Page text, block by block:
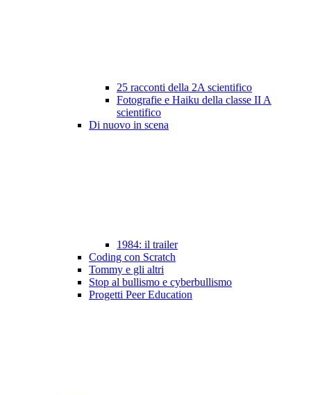
25 racconti della 2A scientifico
Fotografie e Haiku della classe II A
scientifico
Di nuovo in scena
1984: il trailer
Coding con Scratch
Tommy e gli altri
Stop al bullismo e cyberbullismo
Progetti Peer Education